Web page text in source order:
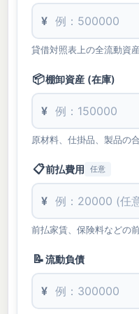
¥
貸借対照表上の全流動資
📦棚卸資産 (在庫)
¥
原材料、仕掛品、製品の
📋前払費用 任意
¥
前払家賃、保険料などの
📝流動負債
¥